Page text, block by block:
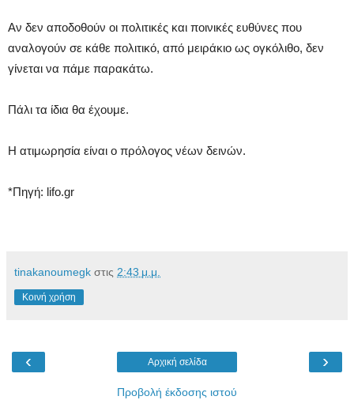
Αν δεν αποδοθούν οι πολιτικές και ποινικές ευθύνες που
αναλογούν σε κάθε πολιτικό, από μειράκιο ως ογκόλιθο, δεν
γίνεται να πάμε παρακάτω.
Πάλι τα ίδια θα έχουμε.
Η ατιμωρησία είναι ο πρόλογος νέων δεινών.
*Πηγή: lifo.gr
tinakanoumegk στις 2:43 μ.μ.
Κοινή χρήση
‹ ›
Αρχική σελίδα
Προβολή έκδοσης ιστού